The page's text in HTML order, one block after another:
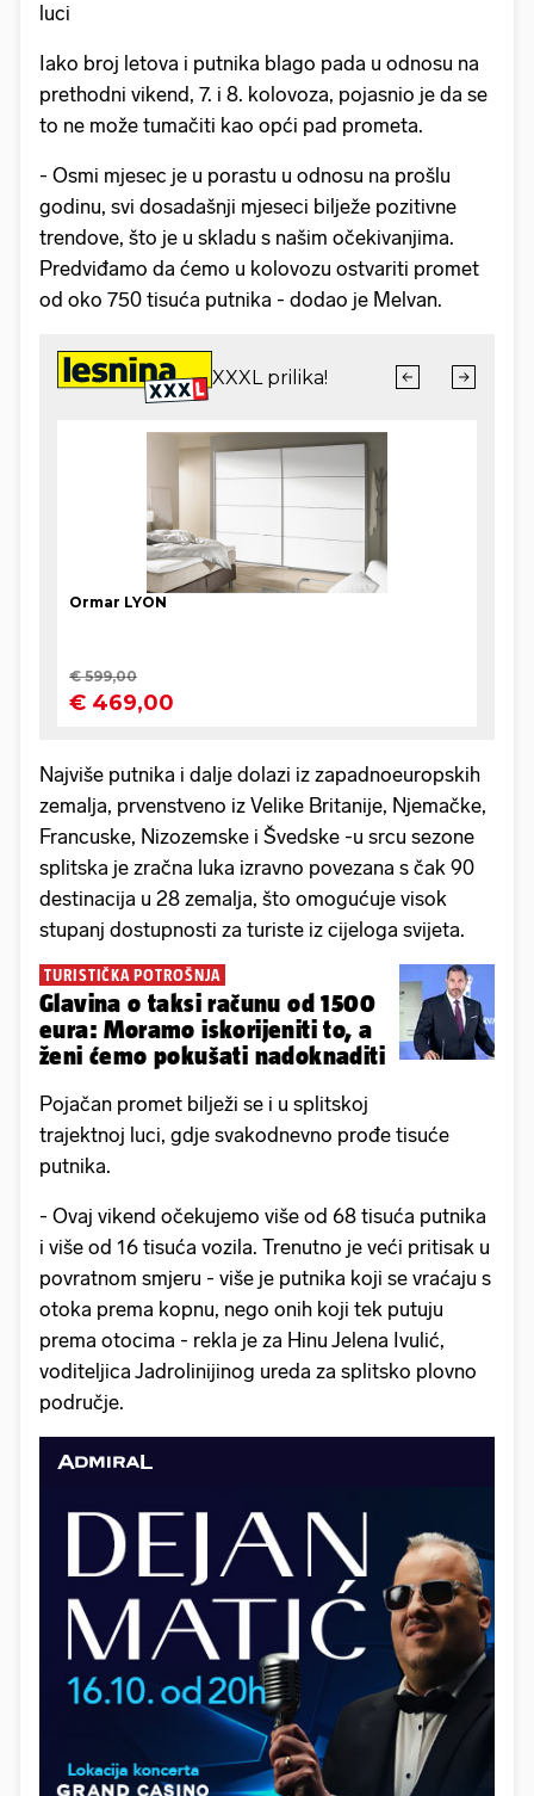
luci
Iako broj letova i putnika blago pada u odnosu na
prethodni vikend, 7. i 8. kolovoza, pojasnio je da se
to ne može tumačiti kao opći pad prometa.
- Osmi mjesec je u porastu u odnosu na prošlu
godinu, svi dosadašnji mjeseci bilježe pozitivne
trendove, što je u skladu s našim očekivanjima.
Predviđamo da ćemo u kolovozu ostvariti promet
od oko 750 tisuća putnika - dodao je Melvan.
Najviše putnika i dalje dolazi iz zapadnoeuropskih
zemalja, prvenstveno iz Velike Britanije, Njemačke,
Francuske, Nizozemske i Švedske -u srcu sezone
splitska je zračna luka izravno povezana s čak 90
destinacija u 28 zemalja, što omogućuje visok
stupanj dostupnosti za turiste iz cijeloga svijeta.
TURISTIČKA POTROŠNJA
Glavina o taksi računu od 1500
eura: Moramo iskorijeniti to, a
ženi ćemo pokušati nadoknaditi
Pojačan promet bilježi se i u splitskoj
trajektnoj luci, gdje svakodnevno prođe tisuće
putnika.
- Ovaj vikend očekujemo više od 68 tisuća putnika
i više od 16 tisuća vozila. Trenutno je veći pritisak u
povratnom smjeru - više je putnika koji se vraćaju s
otoka prema kopnu, nego onih koji tek putuju
prema otocima - rekla je za Hinu Jelena Ivulić,
voditeljica Jadrolinijinog ureda za splitsko plovno
područje.